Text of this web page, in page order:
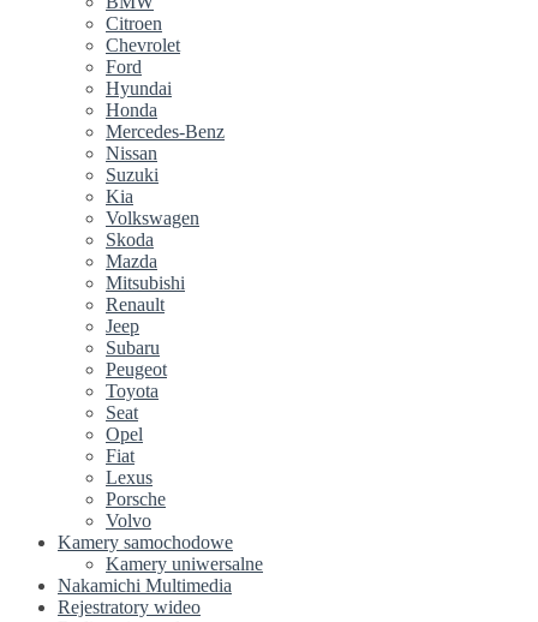
Citroen
Chevrolet
Ford
Hyundai
Honda
Mercedes-Benz
Nissan
Suzuki
Kia
Volkswagen
Skoda
Mazda
Mitsubishi
Renault
Jeep
Subaru
Peugeot
Toyota
Seat
Opel
Fiat
Lexus
Porsche
Volvo
Kamery samochodowe
Kamery uniwersalne
Nakamichi Multimedia
Rejestratory wideo